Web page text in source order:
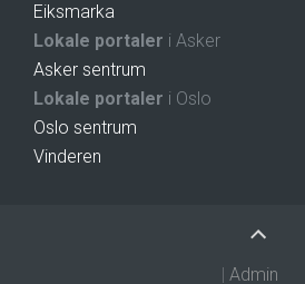
Eiksmarka
Lokale portaler i Asker
Asker sentrum
Lokale portaler i Oslo
Oslo sentrum
Vinderen
| Admin